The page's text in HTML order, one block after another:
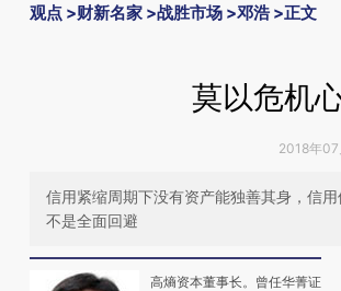
观点 >财新名家 >战胜市场 >邓浩 >正文
莫以危机
2018年
信用紧缩周期下没有资产能独善其身，信
不是全面回避
高熵资本董事长。曾任华菁证